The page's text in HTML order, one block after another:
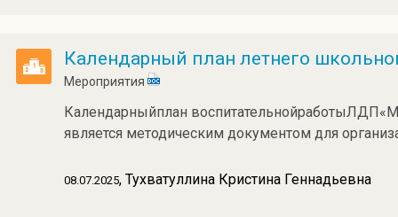
Календарный план летнего
Мероприятия
Календарныйплан
является методическим документом для
08.07.2025, Тухватуллина Кристина Геннадьевна